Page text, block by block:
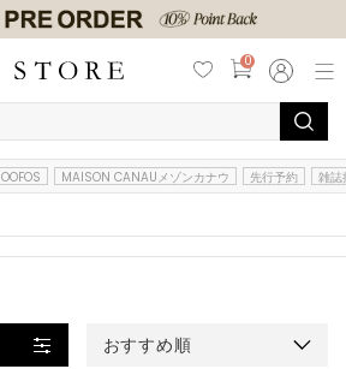
0
OOFOS MAISON CANAUメゾンカナウ 先行予約 雑誌
おすすめ順